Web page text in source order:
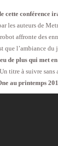
cette conférence
les auteurs de
affronte des
que l’ambiance
de plus qui met
Un titre à suivre sans
au printemps